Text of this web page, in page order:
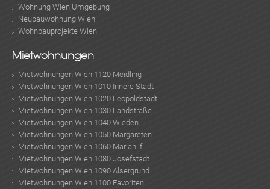
Wohnung Wien Umgebung
Neubauwohnung Wien
Wohnbauprojekte Wien
Mietwohnungen
Mietwohnungen Wien 1120 Meidling
Mietwohnungen Wien 1010 Innere Stadt
Mietwohnungen Wien 1020 Leopoldstadt
Mietwohnungen Wien 1030 Landstraße
Mietwohnungen Wien 1040 Wieden
Mietwohnungen Wien 1050 Margareten
Mietwohnungen Wien 1060 Mariahilf
Mietwohnungen Wien 1080 Josefstadt
Mietwohnungen Wien 1090 Alsergrund
Mietwohnungen Wien 1100 Favoriten